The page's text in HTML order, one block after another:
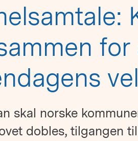
for
skal norske
dobles, tilgangen